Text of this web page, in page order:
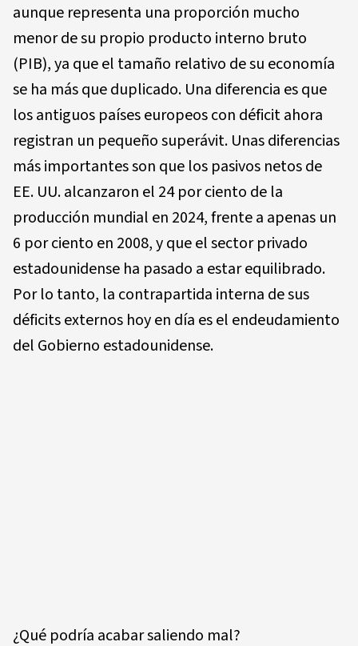
aunque representa una proporción mucho
menor de su propio producto interno bruto
(PIB), ya que el tamaño relativo de su economía
se ha más que duplicado. Una diferencia es que
los antiguos países europeos con déficit ahora
registran un pequeño superávit. Unas diferencias
más importantes son que los pasivos netos de
EE. UU. alcanzaron el 24 por ciento de la
producción mundial en 2024, frente a apenas un
6 por ciento en 2008, y que el sector privado
estadounidense ha pasado a estar equilibrado.
Por lo tanto, la contrapartida interna de sus
déficits externos hoy en día es el endeudamiento
del Gobierno estadounidense.
¿Qué podría acabar saliendo mal?